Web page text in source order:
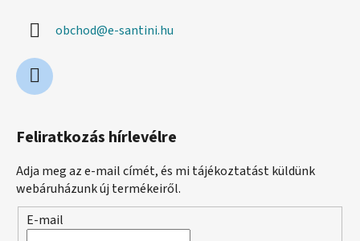
obchod@e-santini.hu
Feliratkozás hírlevélre
Adja meg az e-mail címét, és mi tájékoztatást küldünk
webáruházunk új termékeiről.
E-mail